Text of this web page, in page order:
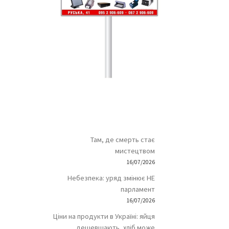
Там, де смерть стає
мистецтвом
16/07/2026
Небезпека: уряд змінює НЕ
парламент
16/07/2026
Ціни на продукти в Україні: яйця